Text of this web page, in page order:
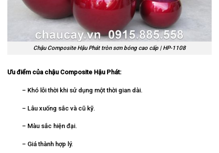
Chậu Composite Hậu Phát tròn sơn bóng cao cấp | HP-1108
Ưu điểm của chậu Composite Hậu Phát:
– Khó lỗi thời khi sử dụng một thời gian dài.
– Lâu xuống sắc và cũ kỹ.
– Màu sắc hiện đại.
– Giá thành hợp lý.